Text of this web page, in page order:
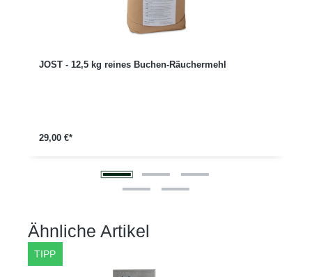
JOST - 12,5 kg reines Buchen-Räuchermehl
29,00 €*
Produktgalerie überspringen
Ähnliche Artikel
TIPP